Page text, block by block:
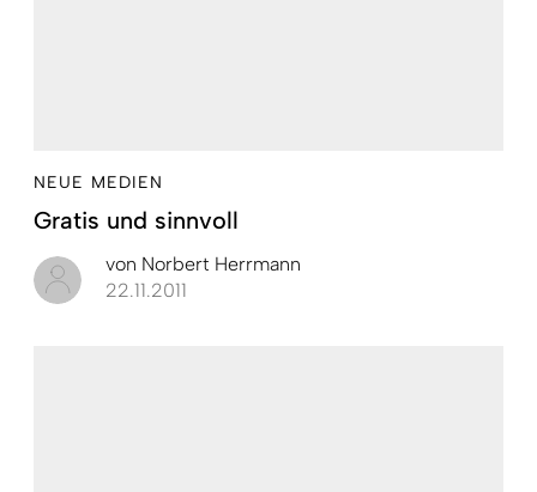
NEUE MEDIEN
Gratis und sinnvoll
von Norbert Herrmann
22.11.2011